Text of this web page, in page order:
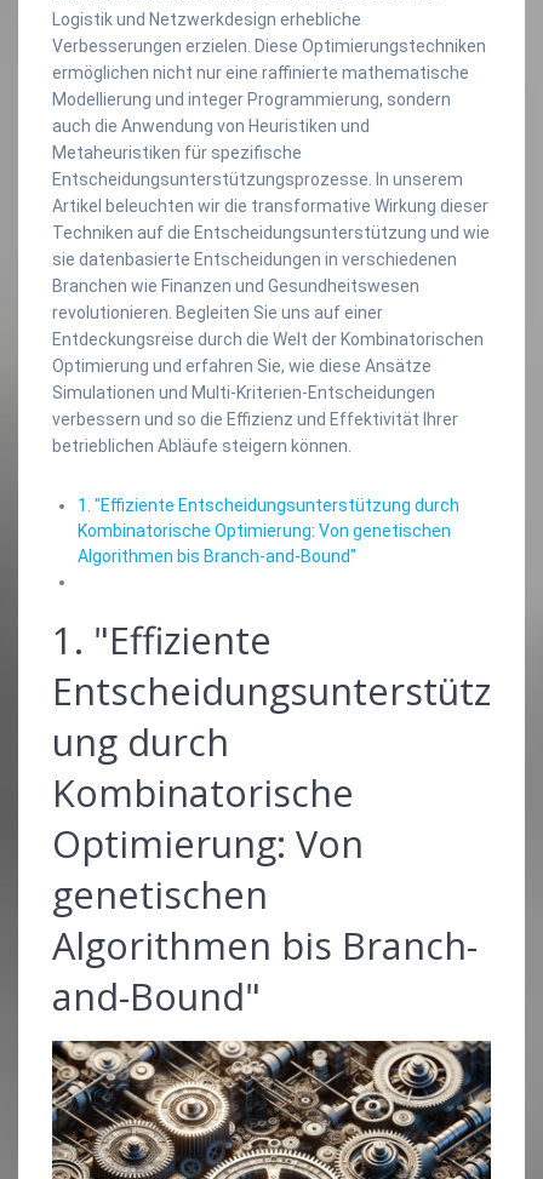
Logistik und Netzwerkdesign erhebliche
Verbesserungen erzielen. Diese Optimierungstechniken
ermöglichen nicht nur eine raffinierte mathematische
Modellierung und integer Programmierung, sondern
auch die Anwendung von Heuristiken und
Metaheuristiken für spezifische
Entscheidungsunterstützungsprozesse. In unserem
Artikel beleuchten wir die transformative Wirkung dieser
Techniken auf die Entscheidungsunterstützung und wie
sie datenbasierte Entscheidungen in verschiedenen
Branchen wie Finanzen und Gesundheitswesen
revolutionieren. Begleiten Sie uns auf einer
Entdeckungsreise durch die Welt der Kombinatorischen
Optimierung und erfahren Sie, wie diese Ansätze
Simulationen und Multi-Kriterien-Entscheidungen
verbessern und so die Effizienz und Effektivität Ihrer
betrieblichen Abläufe steigern können.
1. "Effiziente Entscheidungsunterstützung durch
Kombinatorische Optimierung: Von genetischen
Algorithmen bis Branch-and-Bound"
1. "Effiziente
Entscheidungsunterstütz
ung durch
Kombinatorische
Optimierung: Von
genetischen
Algorithmen bis Branch-
and-Bound"